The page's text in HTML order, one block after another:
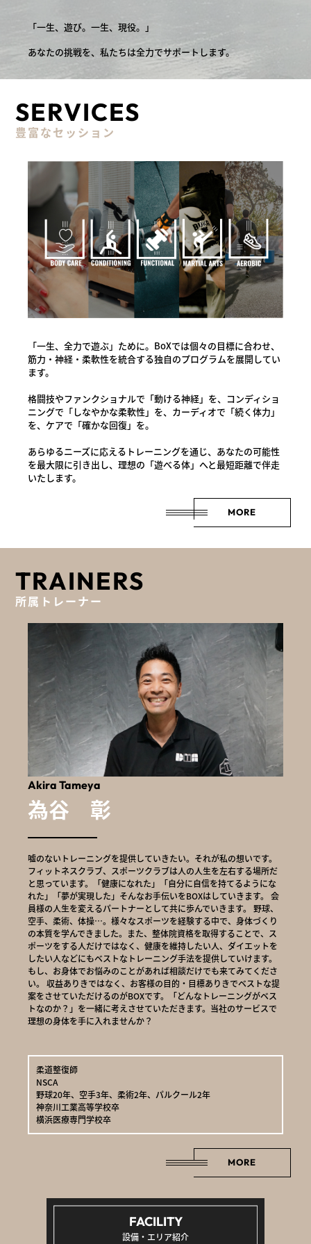
「一生、遊び。一生、現役。」
あなたの挑戦を、私たちは全力でサポートします。
SERVICES
豊富なセッション
「一生、全力で遊ぶ」ために。BoXでは個々の目標に合わせ、
筋力・神経・柔軟性を統合する独自のプログラムを展開してい
ます。
格闘技やファンクショナルで「動ける神経」を、コンディショ
ニングで「しなやかな柔軟性」を、カーディオで「続く体力」
を、ケアで「確かな回復」を。
あらゆるニーズに応えるトレーニングを通じ、あなたの可能性
を最大限に引き出し、理想の「遊べる体」へと最短距離で伴走
いたします。
MORE
TRAINERS
所属トレーナー
Akira Tameya
為谷 彰
嘘のないトレーニングを提供していきたい。それが私の想いです。
フィットネスクラブ、スポーツクラブは人の人生を左右する場所だ
と思っています。「健康になれた」「自分に自信を持てるようにな
れた」「夢が実現した」そんなお手伝いをBOXはしていきます。 会
員様の人生を変えるパートナーとして共に歩んでいきます。 野球、
空手、柔術、体操…。様々なスポーツを経験する中で、身体づくり
の本質を学んできました。また、整体院資格を取得することで、ス
ポーツをする人だけではなく、健康を維持したい人、ダイエットを
したい人などにもベストなトレーニング手法を提供していけます。
もし、お身体でお悩みのことがあれば相談だけでも来てみてくださ
い。 収益ありきではなく、お客様の目的・目標ありきでベストな提
案をさせていただけるのがBOXです。「どんなトレーニングがベス
トなのか？」を一緒に考えさせていただきます。当社のサービスで
理想の身体を手に入れませんか？
柔道整復師
NSCA
野球20年、空手3年、柔術2年、パルクール2年
神奈川工業高等学校卒
横浜医療専門学校卒
MORE
FACILITY
設備・エリア紹介